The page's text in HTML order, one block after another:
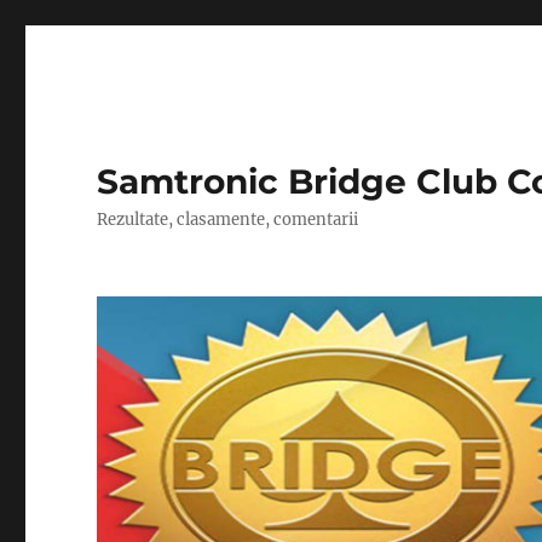
Samtronic Bridge Club
Rezultate, clasamente, comentarii